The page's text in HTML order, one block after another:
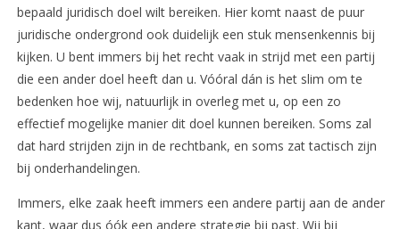
bepaald juridisch doel wilt bereiken. Hier komt naast de puur
juridische ondergrond ook duidelijk een stuk mensenkennis bij
kijken. U bent immers bij het recht vaak in strijd met een partij
die een ander doel heeft dan u. Vóóral dán is het slim om te
bedenken hoe wij, natuurlijk in overleg met u, op een zo
effectief mogelijke manier dit doel kunnen bereiken. Soms zal
dat hard strijden zijn in de rechtbank, en soms zat tactisch zijn
bij onderhandelingen.
Immers, elke zaak heeft immers een andere partij aan de ander
kant, waar dus óók een andere strategie bij past. Wij bij